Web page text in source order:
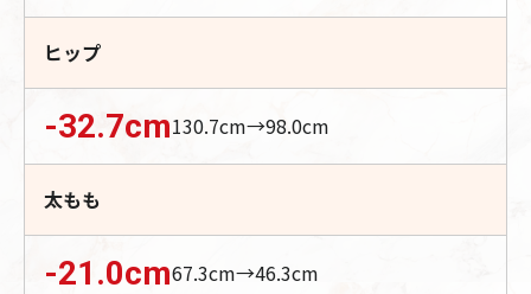
ヒップ
-32.7cm130.7cm→98.0cm
太もも
-21.0cm67.3cm→46.3cm